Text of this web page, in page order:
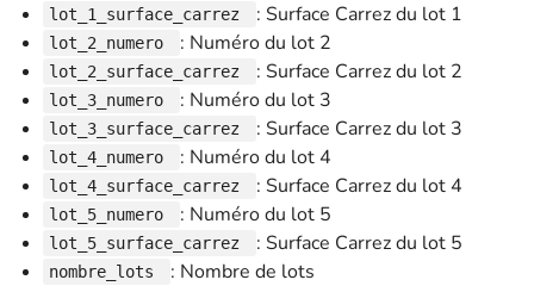
lot_1_surface_carrez : Surface Carrez du lot 1
lot_2_numero : Numéro du lot 2
lot_2_surface_carrez : Surface Carrez du lot 2
lot_3_numero : Numéro du lot 3
lot_3_surface_carrez : Surface Carrez du lot 3
lot_4_numero : Numéro du lot 4
lot_4_surface_carrez : Surface Carrez du lot 4
lot_5_numero : Numéro du lot 5
lot_5_surface_carrez : Surface Carrez du lot 5
nombre_lots : Nombre de lots